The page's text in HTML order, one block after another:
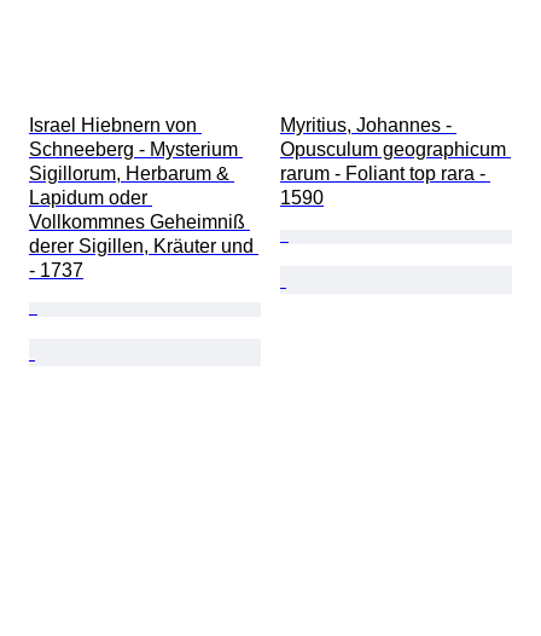
Israel Hiebnern von
Schneeberg - Mysterium
Sigillorum, Herbarum &
Lapidum oder
Vollkommnes Geheimniß
derer Sigillen, Kräuter und
- 1737
Myritius, Johannes -
Opusculum geographicum
rarum - Foliant top rara -
1590